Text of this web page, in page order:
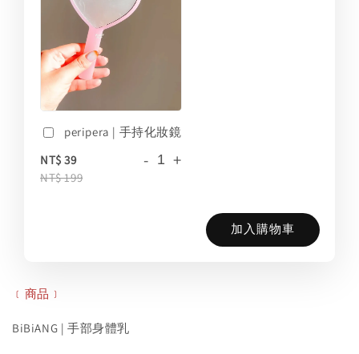
peripera | 手持化妝鏡
NT$ 39
NT$ 199
- +
加入購物車
﹝商品﹞
BiBiANG | 手部身體乳